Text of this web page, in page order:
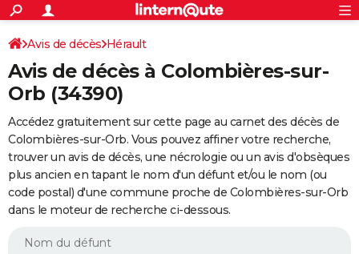
ACTUALITÉS
Politique
Société
Faits Divers
Education
Monde
Villes
+
SPORT
Coupe du monde 2026
Football
Tennis
Cyclisme
Rugby
Forum
CULTURE
FINANCE
Retraite
Impôts
Epargne
Immobilier
Risques naturels par ville
Banque
Assurance
Crédit
Essais
Réserver un essai
Citadines
Berlines
SUV
Forum auto
+
HIGH-TECH
Mobiles
Meilleur smartphone
Internet
Ordinateurs
Jeux vidéo
Guide high-tech
+
BRICOLAGE
Forum
Aménagement intérieur
Extérieur
Cuisine
Salle de bains
Jardinage
Rangement
WEEK-END
Avis de décès Hérault
Avis de décès à Colombières-sur-
Orb (34390)
Accédez gratuitement sur cette page au carnet des décès de
Colombières-sur-Orb. Vous pouvez affiner votre recherche,
trouver un avis de décès, une nécrologie ou un avis d'obsèques
plus ancien en tapant le nom d'un défunt et/ou le nom (ou
code postal) d'une commune proche de Colombières-sur-Orb
dans le moteur de recherche ci-dessous.